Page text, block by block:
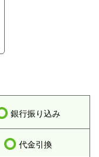
銀行振り込み
代金引換